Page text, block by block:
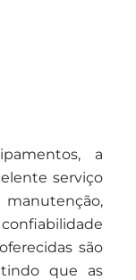
a
serviço
são
que as